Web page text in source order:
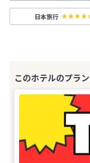
日本旅行